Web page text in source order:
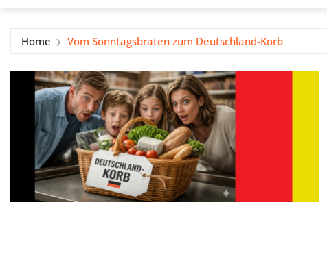
Home Vom Sonntagsbraten zum Deutschland-Korb